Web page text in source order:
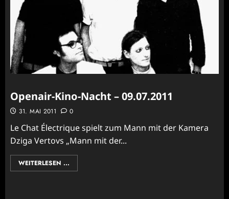
Openair-Kino-Nacht – 09.07.2011
31. MAI 2011 0
Le Chat Électrique spielt zum Mann mit der Kamera
Dziga Vertovs „Mann mit der...
WEITERLESEN ...